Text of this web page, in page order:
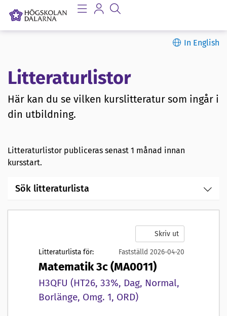
In English
Litteraturlistor
Här kan du se vilken kurslitteratur som ingår i
din utbildning.
Litteraturlistor publiceras senast 1 månad innan
kursstart.
Sök litteraturlista
Skriv ut
Litteraturlista för: Fastställd 2026-04-20
Matematik 3c (MA0011)
H3QFU (HT26, 33%, Dag, Normal,
Borlänge, Omg. 1, ORD)